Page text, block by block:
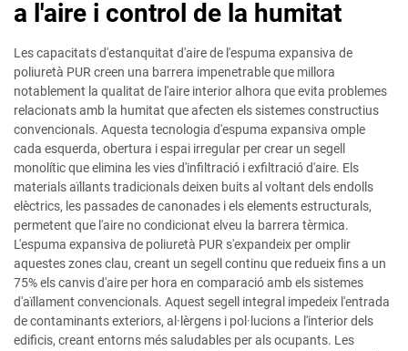
a l'aire i control de la humitat
Les capacitats d'estanquitat d'aire de l'espuma expansiva de
poliuretà PUR creen una barrera impenetrable que millora
notablement la qualitat de l'aire interior alhora que evita problemes
relacionats amb la humitat que afecten els sistemes constructius
convencionals. Aquesta tecnologia d'espuma expansiva omple
cada esquerda, obertura i espai irregular per crear un segell
monolític que elimina les vies d'infiltració i exfiltració d'aire. Els
materials aïllants tradicionals deixen buits al voltant dels endolls
elèctrics, les passades de canonades i els elements estructurals,
permetent que l'aire no condicionat elveu la barrera tèrmica.
L'espuma expansiva de poliuretà PUR s'expandeix per omplir
aquestes zones clau, creant un segell continu que redueix fins a un
75% els canvis d'aire per hora en comparació amb els sistemes
d'aïllament convencionals. Aquest segell integral impedeix l'entrada
de contaminants exteriors, al·lèrgens i pol·lucions a l'interior dels
edificis, creant entorns més saludables per als ocupants. Les